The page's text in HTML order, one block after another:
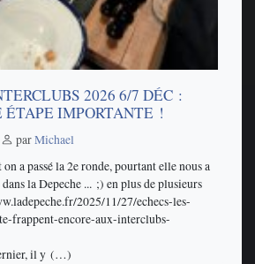
2026 6/7 DÉC :
ÉTAPE IMPORTANTE !
parMichael
a passé la 2e ronde, pourtant elle nous a
la Depeche ... ;) en plus de plusieurs
2025/11/27/echecs-les-
frappent-encore-aux-interclubs-
il y (…)